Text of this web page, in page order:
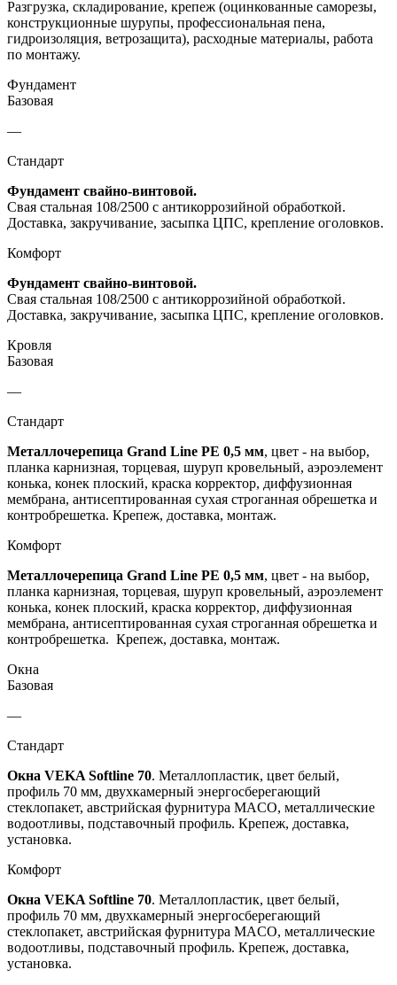
Разгрузка, складирование, крепеж (оцинкованные саморезы,
конструкционные шурупы, профессиональная пена,
гидроизоляция, ветрозащита), расходные материалы, работа
по монтажу.
Фундамент
Базовая
—
Стандарт
Фундамент свайно-винтовой.
Свая стальная 108/2500 с антикоррозийной обработкой.
Доставка, закручивание, засыпка ЦПС, крепление оголовков.
Комфорт
Фундамент свайно-винтовой.
Свая стальная 108/2500 с антикоррозийной обработкой.
Доставка, закручивание, засыпка ЦПС, крепление оголовков.
Кровля
Базовая
—
Стандарт
Металлочерепица Grand Line PE 0,5 мм, цвет - на выбор,
планка карнизная, торцевая, шуруп кровельный, аэроэлемент
конька, конек плоский, краска корректор, диффузионная
мембрана, антисептированная сухая строганная обрешетка и
контробрешетка. Крепеж, доставка, монтаж.
Комфорт
Металлочерепица Grand Line PE 0,5 мм, цвет - на выбор,
планка карнизная, торцевая, шуруп кровельный, аэроэлемент
конька, конек плоский, краска корректор, диффузионная
мембрана, антисептированная сухая строганная обрешетка и
контробрешетка. Крепеж, доставка, монтаж.
Окна
Базовая
—
Стандарт
Окна VEKA Softline 70. Металлопластик, цвет белый,
профиль 70 мм, двухкамерный энергосберегающий
стеклопакет, австрийская фурнитура MACO, металлические
водоотливы, подставочный профиль. Крепеж, доставка,
установка.
Комфорт
Окна VEKA Softline 70. Металлопластик, цвет белый,
профиль 70 мм, двухкамерный энергосберегающий
стеклопакет, австрийская фурнитура MACO, металлические
водоотливы, подставочный профиль. Крепеж, доставка,
установка.